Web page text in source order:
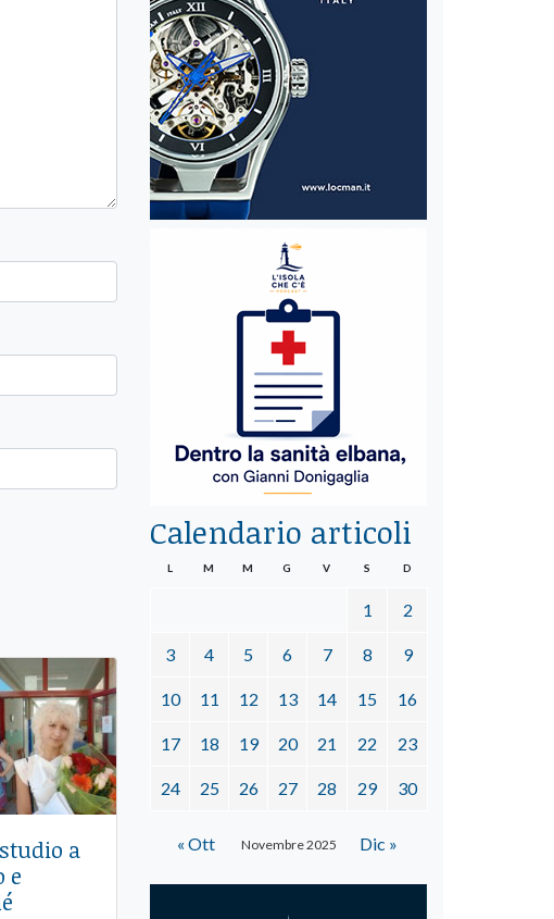
a
e
Calendario articoli
Novembre 2025
L M M G V S D
1 2
3 4 5 6 7 8 9
10 11 12 13 14 15 16
17 18 19 20 21 22 23
24 25 26 27 28 29 30
« Ott Dic »